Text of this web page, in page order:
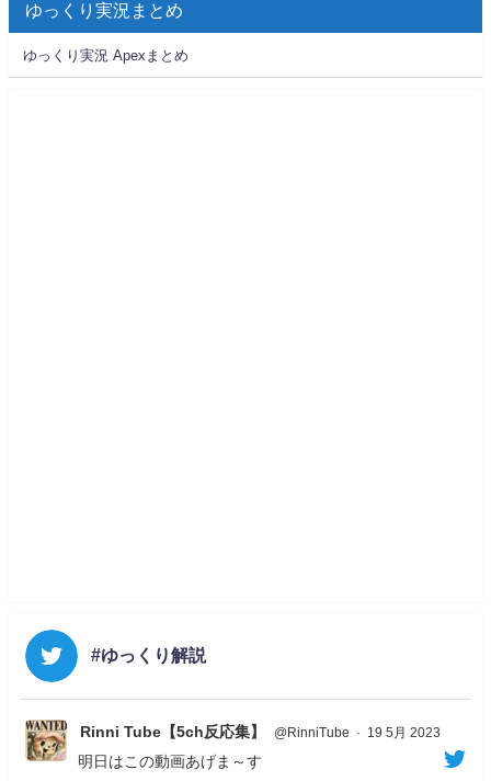
ゆっくり実況まとめ
ゆっくり実況 Apexまとめ
#ゆっくり解説
Rinni Tube【5ch反応集】 @RinniTube · 19 5月 2023
明日はこの動画あげま～す